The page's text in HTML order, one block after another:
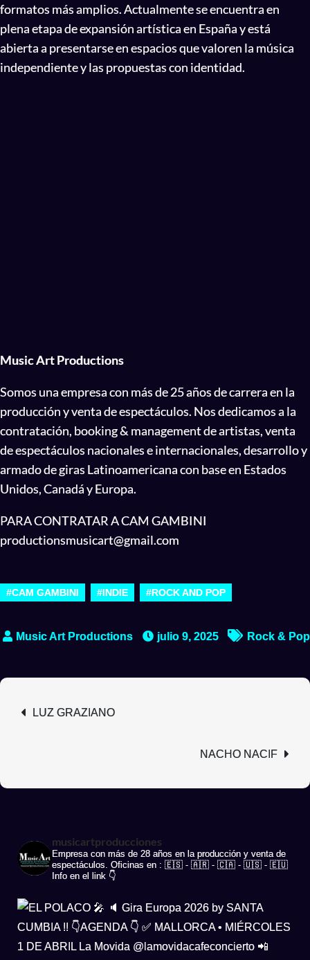
formatos más amplios. Actualmente se encuentra en
plena etapa de expansión artística en España y está
abierta a presentarse en espacios que valoren la música
independiente y las propuestas con identidad.
Music Art Productions
Somos una empresa con más de 25 años de carrera en la
producción y venta de espectáculos. Nos dedicamos a la
contratación, booking & management de artistas, venta
de espectáculos nacionales e internacionales, desarrollo y
armado de giras Latinoamericana con base en Estados
Unidos, Canadá y Europa.
PARA CONTRATAR A CAM GAMBINI
productionsmusicart@gmail.com
#CAM GAMBINI #INDIE #ROCK AND POP
julio 9, 2025 Rock & Pop
LUZ GRAZIANO
NACHO NACIF
musicartproducciones
Empresa con más de 28 años en la producción y venta de
espectáculos. Oficinas en : 🇪🇸 - 🇦🇷 - 🇨🇦 - 🇺🇸 - 🇪🇺
Info en el link 👇